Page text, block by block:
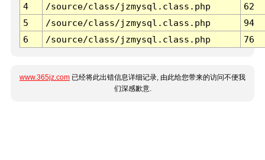
4
/source/class/jzmysql.class.php
62
5
/source/class/jzmysql.class.php
94
6
/source/class/jzmysql.class.php 76
www.365jz.com 已经将此出错信息详细记录, 由此给您带来的访问不便我
们深感歉意.